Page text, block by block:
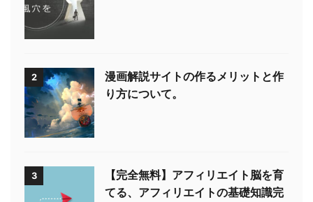
2
漫画解説サイトの作るメリットと作
り方について。
3
【完全無料】アフィリエイト脳を育
てる、アフィリエイトの基礎知識完